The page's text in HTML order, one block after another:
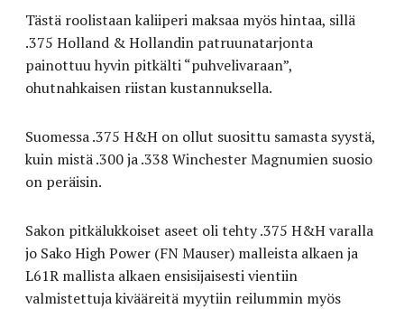
Tästä roolistaan kaliiperi maksaa myös hintaa, sillä
.375 Holland & Hollandin patruunatarjonta
painottuu hyvin pitkälti “puhvelivaraan”,
ohutnahkaisen riistan kustannuksella.
Suomessa .375 H&H on ollut suosittu samasta syystä,
kuin mistä .300 ja .338 Winchester Magnumien suosio
on peräisin.
Sakon pitkälukkoiset aseet oli tehty .375 H&H varalla
jo Sako High Power (FN Mauser) malleista alkaen ja
L61R mallista alkaen ensisijaisesti vientiin
valmistettuja kivääreitä myytiin reilummin myös